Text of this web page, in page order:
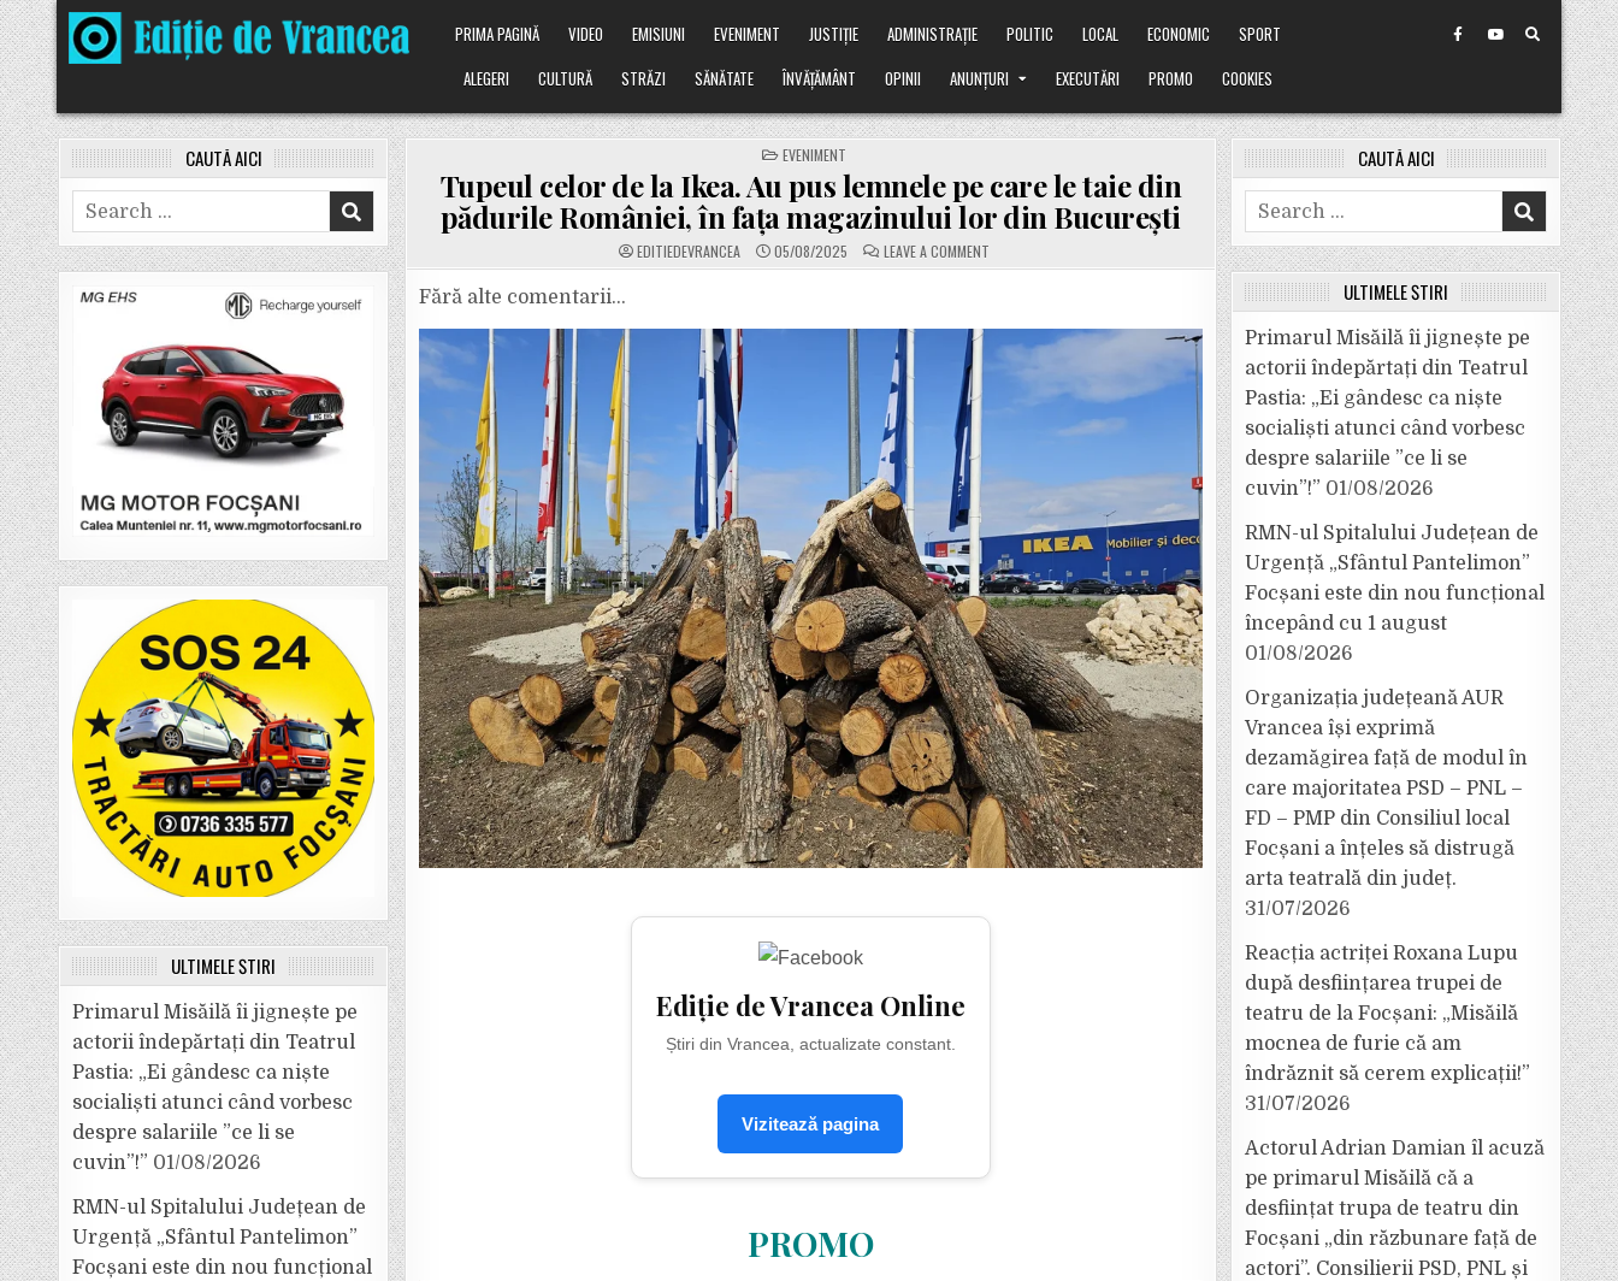
Skip
to
content
PRIMA PAGINĂ VIDEO EMISIUNI EVENIMENT JUSTIȚIE ADMINISTRAȚIE POLITIC LOCAL ECONOMIC
SPORT
ALEGERI
CULTURĂ STRĂZI SĂNĂTATE ÎNVĂȚĂMÂNT OPINII ANUNȚURI EXECUTĂRI PROMO COOKIES
POSTED
IN
EVENIMENT
Tupeul celor de la Ikea. Au pus lemnele pe care le taie din
pădurile României, în fața magazinului lor din București
EDITIEDEVRANCEA 05/08/2025 LEAVE A COMMENT
TUPEUL
PUS
ÎN
MAGAZINULUI
DIN
BUCUREȘTI
Fără alte comentarii…
Ediție de Vrancea Online
Știri din Vrancea, actualizate constant.
Vizitează pagina
PROMO
CAUTĂ AICI
Search
for:
ULTIMELE ȘTIRI
Primarul Misăilă îi jignește pe
actorii îndepărtați din Teatrul
Pastia: „Ei gândesc ca niște
socialiști atunci când vorbesc
despre salariile ”ce li se
cuvin”!” 01/08/2026
RMN-ul Spitalului Județean de
Urgență „Sfântul Pantelimon”
Focșani este din nou funcțional
CAUTĂ AICI
Search
for:
ULTIMELE ȘTIRI
Primarul Misăilă îi jignește pe
actorii îndepărtați din Teatrul
Pastia: „Ei gândesc ca niște
socialiști atunci când vorbesc
despre salariile ”ce li se
cuvin”!” 01/08/2026
RMN-ul Spitalului Județean de
Urgență „Sfântul Pantelimon”
Focșani este din nou funcțional
începând cu 1 august
01/08/2026
Organizația județeană AUR
Vrancea își exprimă
dezamăgirea față de modul în
care majoritatea PSD – PNL –
FD – PMP din Consiliul local
Focșani a înțeles să distrugă
arta teatrală din județ.
31/07/2026
Reacția actriței Roxana Lupu
după desființarea trupei de
teatru de la Focșani: „Misăilă
mocnea de furie că am
îndrăznit să cerem explicații!”
31/07/2026
Actorul Adrian Damian îl acuză
pe primarul Misăilă că a
desființat trupa de teatru din
Focșani „din răzbunare față de
actori”. Consilierii PSD, PNL și